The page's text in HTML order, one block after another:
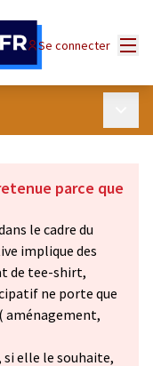
Se connecter
parce que
le cadre du
implique des
de tee-shirt,
ne porte que
aménagement,
si elle le souhaite,